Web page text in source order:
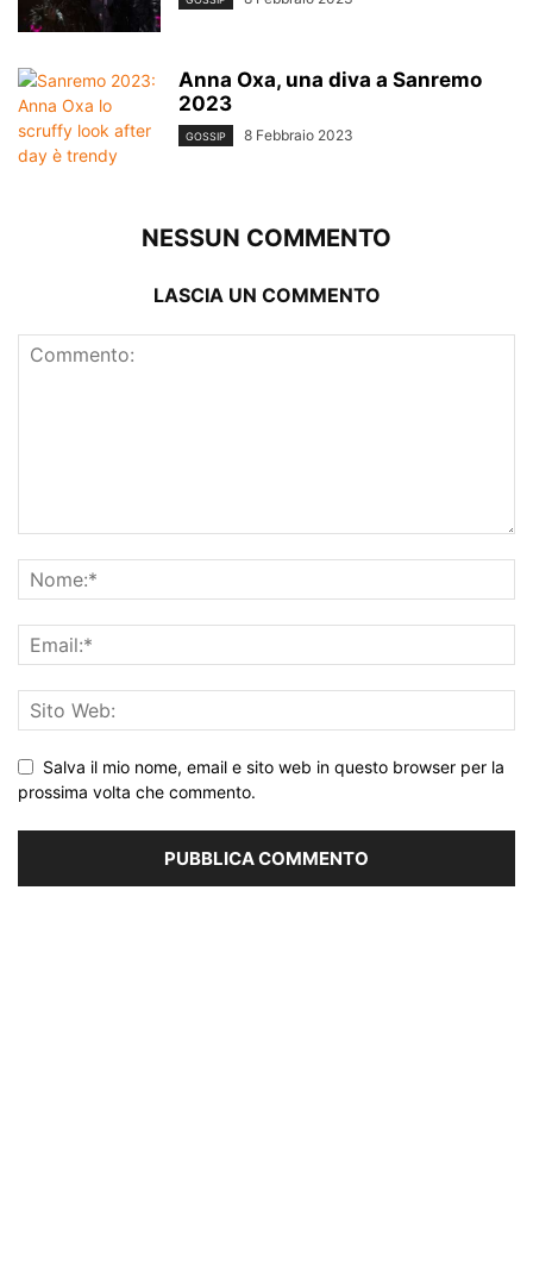
Anna Oxa, una diva a Sanremo
2023
GOSSIP 8 Febbraio 2023
NESSUN COMMENTO
LASCIA UN COMMENTO
Salva il mio nome, email e sito web in questo browser per la
prossima volta che commento.